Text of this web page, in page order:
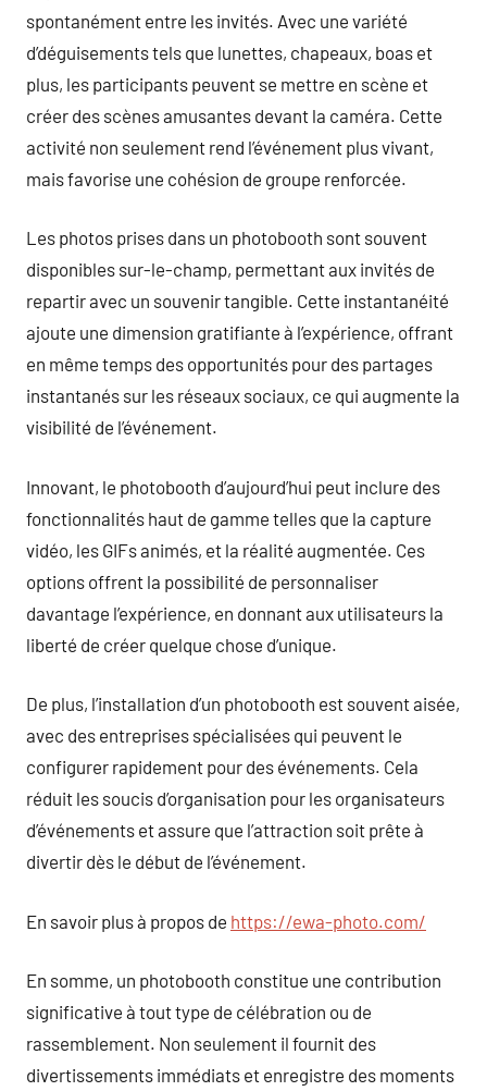
spontanément entre les invités. Avec une variété
d’déguisements tels que lunettes, chapeaux, boas et
plus, les participants peuvent se mettre en scène et
créer des scènes amusantes devant la caméra. Cette
activité non seulement rend l’événement plus vivant,
mais favorise une cohésion de groupe renforcée.
Les photos prises dans un photobooth sont souvent
disponibles sur-le-champ, permettant aux invités de
repartir avec un souvenir tangible. Cette instantanéité
ajoute une dimension gratifiante à l’expérience, offrant
en même temps des opportunités pour des partages
instantanés sur les réseaux sociaux, ce qui augmente la
visibilité de l’événement.
Innovant, le photobooth d’aujourd’hui peut inclure des
fonctionnalités haut de gamme telles que la capture
vidéo, les GIFs animés, et la réalité augmentée. Ces
options offrent la possibilité de personnaliser
davantage l’expérience, en donnant aux utilisateurs la
liberté de créer quelque chose d’unique.
De plus, l’installation d’un photobooth est souvent aisée,
avec des entreprises spécialisées qui peuvent le
configurer rapidement pour des événements. Cela
réduit les soucis d’organisation pour les organisateurs
d’événements et assure que l’attraction soit prête à
divertir dès le début de l’événement.
En savoir plus à propos de https://ewa-photo.com/
En somme, un photobooth constitue une contribution
significative à tout type de célébration ou de
rassemblement. Non seulement il fournit des
divertissements immédiats et enregistre des moments